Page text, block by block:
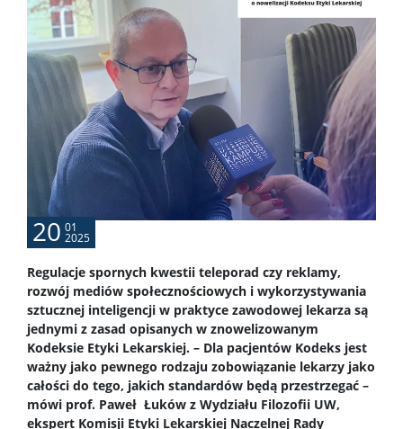
20 01
2025
Regulacje spornych kwestii teleporad czy reklamy,
rozwój mediów społecznościowych i wykorzystywania
sztucznej inteligencji w praktyce zawodowej lekarza są
jednymi z zasad opisanych w znowelizowanym
Kodeksie Etyki Lekarskiej. – Dla pacjentów Kodeks jest
ważny jako pewnego rodzaju zobowiązanie lekarzy jako
całości do tego, jakich standardów będą przestrzegać –
mówi prof. Paweł Łuków z Wydziału Filozofii UW,
ekspert Komisji Etyki Lekarskiej Naczelnej Rady